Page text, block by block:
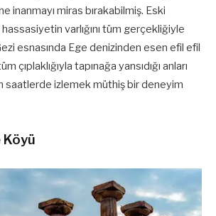
inanmayı miras bırakabilmiş. Eski
varlığını tüm gerçekliğiyle
esnasında Ege denizinden esen efil efil
çıplaklığıyla tapınağa yansıdığı anları
saatlerde izlemek müthiş bir deneyim